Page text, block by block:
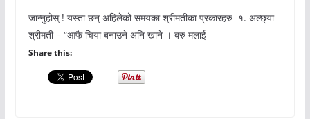
जान्नुहोस् ! यस्ता छन् अहिलेको समयका श्रीमतीका प्रकारहरु १. अल्छ्या
श्रीमती – “आफै चिया बनाउने अनि खाने । बरु मलाई
Share this: